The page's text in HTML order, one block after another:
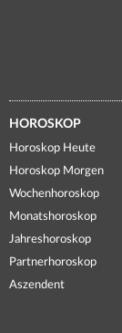
HOROSKOP
Horoskop Heute
Horoskop Morgen
Wochenhoroskop
Monatshoroskop
Jahreshoroskop
Partnerhoroskop
Aszendent